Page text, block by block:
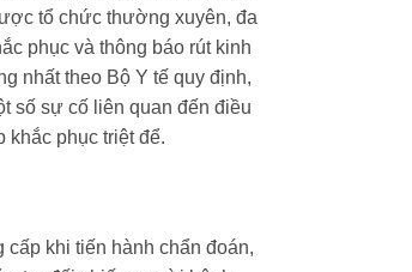
tổ chức thường xuyên, đa
phục và thông báo rút kinh
nhất theo Bộ Y tế quy định,
số sự cố liên quan đến điều
khắc phục triệt để.
khi tiến hành chẩn đoán,